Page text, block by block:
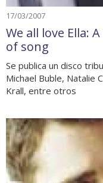
17/03/2007
We all love Ella:
of song
Se publica un disco
Michael Buble, Natalie
Krall, entre otros